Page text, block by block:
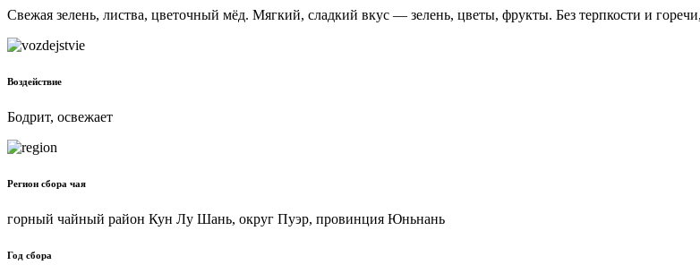
Свежая зелень, листва, цветочный мёд. Мягкий, сладкий вкус — зелень, цветы, фрукты. Без терпкости и горечи,
Воздействие
Бодрит, освежает
Регион сбора чая
горный чайный район Кун Лу Шань, округ Пуэр, провинция Юньнань
Год сбора